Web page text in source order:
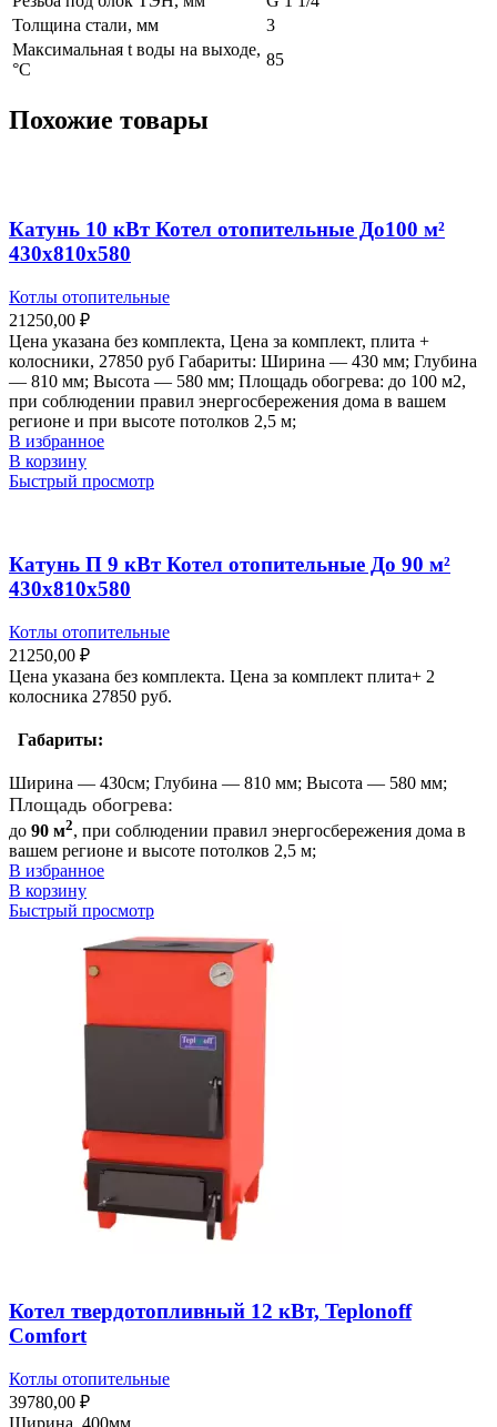
Толщина стали, мм
3
Максимальная t воды на выходе,
°С
85
Похожие товары
Катунь 10 кВт Котел отопительные До100 м²
430х810х580
Котлы отопительные
21250,00 ₽
Цена указана без комплекта, Цена за комплект, плита +
колосники, 27850 руб Габариты: Ширина — 430 мм; Глубина
— 810 мм; Высота — 580 мм; Площадь обогрева: до 100 м2,
при соблюдении правил энергосбережения дома в вашем
регионе и при высоте потолков 2,5 м;
В избранное
В корзину
Быстрый просмотр
Катунь П 9 кВт Котел отопительные До 90 м²
430х810х580
Котлы отопительные
21250,00 ₽
Цена указана без комплекта. Цена за комплект плита+ 2
колосника 27850 руб.
Габариты:
Ширина — 430см; Глубина — 810 мм; Высота — 580 мм;
Площадь обогрева:
до 90 м2, при соблюдении правил энергосбережения дома в
вашем регионе и высоте потолков 2,5 м;
В избранное
В корзину
Быстрый просмотр
Котел твердотопливный 12 кВт, Teplonoff
Comfort
Котлы отопительные
39780,00 ₽
Ширина, 400мм